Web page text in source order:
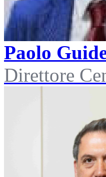
Paolo
Direttore